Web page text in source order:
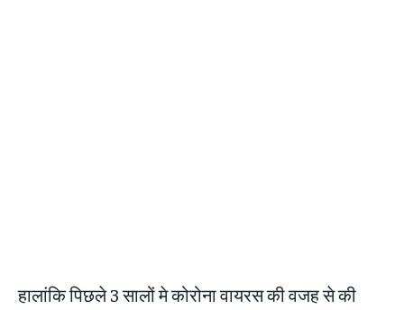
हालांकि पिछले 3 सालों मे कोरोना वायरस की वजह से की